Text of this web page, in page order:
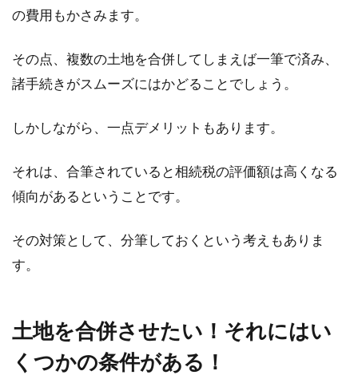
い？手取り15万円を例に解説
社会人としての生活がはじまる際、同時に一人
暮らしがはじまる方もいることでしょう。その
とき賃貸...
敷金を返還してもらえるのはいつ？
返還に関する注意点は？
と礼金を支払うのが一般的です。敷金は賃貸借
木造の賃貸物件は騒音トラブルが多
い？騒音対策をしよう！
の費用もかさみます。
その点、複数の土地を合併してしまえば一筆で済み、
諸手続きがスムーズにはかどることでしょう。
しかしながら、一点デメリットもあります。
それは、合筆されていると相続税の評価額は高くなる
傾向があるということです。
その対策として、分筆しておくという考えもありま
す。
土地を合併させたい！それにはい
くつかの条件がある！